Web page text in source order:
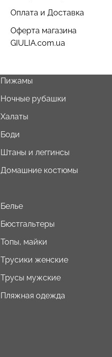
Оплата и Доставка
Оферта магазина
GIULIA.com.ua
Пижамы
Ночные рубашки
Халаты
Боди
Штаны и леггинсы
Домашние костюмы
Белье
Бюстгальтеры
Топы, майки
Трусики женские
Трусы мужские
Пляжная одежда
258 грн.369 грн.